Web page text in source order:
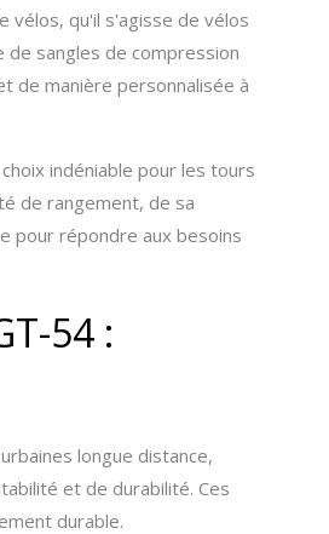
vélos, qu'il s'agisse de vélos
sangles de compression
de manière personnalisée à
indéniable pour les tours
de rangement, de sa
pour répondre aux besoins
54 :
longue distance,
et de durabilité. Ces
durable.